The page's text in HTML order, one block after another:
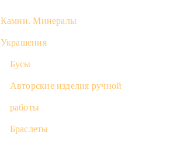
Камни. Минералы
Украшения
Бусы
Авторские изделия ручной
работы
Браслеты